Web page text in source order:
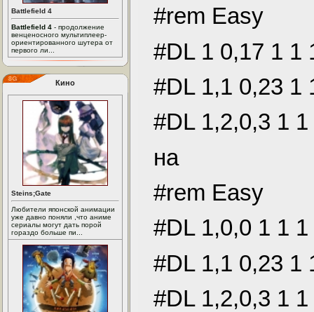
Battlefield 4
Battlefield 4 - продолжение
венценосного мультиплеер-
ориентированного шутера от
первого ли...
Кино
Steins;Gate
Любители японской анимации
уже давно поняли ,что аниме
сериалы могут дать порой
гораздо больше пи...
#rem Easy
#DL 1 0,17 1 1
#DL 1,1 0,23 1
#DL 1,2,0,3 1
на
#rem Easy
#DL 1,0,0 1 1
#DL 1,1 0,23 1
#DL 1,2,0,3 1